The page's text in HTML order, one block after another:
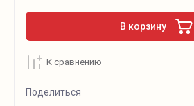
В корзину
К сравнению
Поделиться